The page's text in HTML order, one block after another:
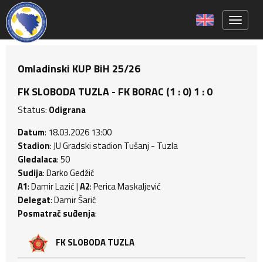
Omladinski KUP BiH 25/26
FK SLOBODA TUZLA - FK BORAC (1 : 0) 1 : 0
Status: Odigrana
Datum: 18.03.2026 13:00
Stadion: JU Gradski stadion Tušanj - Tuzla
Gledalaca: 50
Sudija: Darko Gedžić
A1: Damir Lazić |A2: Perica Maskaljević
Delegat: Damir Šarić
Posmatrač suđenja:
FK SLOBODA TUZLA